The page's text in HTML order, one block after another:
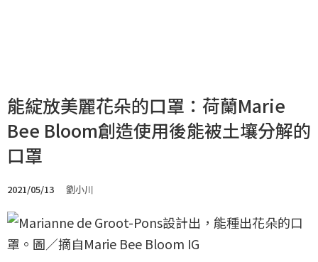
能綻放美麗花朵的口罩：荷蘭Marie
Bee Bloom創造使用後能被土壤分解的
口罩
2021/05/13 劉小川